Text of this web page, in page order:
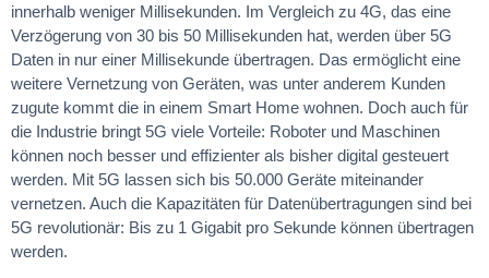
innerhalb weniger Millisekunden. Im Vergleich zu 4G, das eine
Verzögerung von 30 bis 50 Millisekunden hat, werden über 5G
Daten in nur einer Millisekunde übertragen. Das ermöglicht eine
weitere Vernetzung von Geräten, was unter anderem Kunden
zugute kommt die in einem Smart Home wohnen. Doch auch für
die Industrie bringt 5G viele Vorteile: Roboter und Maschinen
können noch besser und effizienter als bisher digital gesteuert
werden. Mit 5G lassen sich bis 50.000 Geräte miteinander
vernetzen. Auch die Kapazitäten für Datenübertragungen sind bei
5G revolutionär: Bis zu 1 Gigabit pro Sekunde können übertragen
werden.